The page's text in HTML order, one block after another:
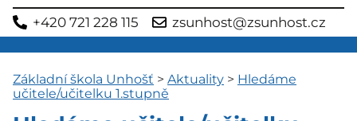
+420 721 228 115 zsunhost@zsunhost.cz
Základní škola Unhošť > Aktuality > Hledáme
učitele/učitelku 1.stupně